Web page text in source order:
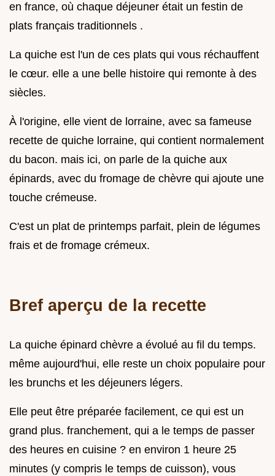
en france, où chaque déjeuner était un festin de
plats français traditionnels .
La quiche est l'un de ces plats qui vous réchauffent
le cœur. elle a une belle histoire qui remonte à des
siècles.
À l'origine, elle vient de lorraine, avec sa fameuse
recette de quiche lorraine, qui contient normalement
du bacon. mais ici, on parle de la quiche aux
épinards, avec du fromage de chèvre qui ajoute une
touche crémeuse.
C'est un plat de printemps parfait, plein de légumes
frais et de fromage crémeux.
Bref aperçu de la recette
La quiche épinard chèvre a évolué au fil du temps.
même aujourd'hui, elle reste un choix populaire pour
les brunchs et les déjeuners légers.
Elle peut être préparée facilement, ce qui est un
grand plus. franchement, qui a le temps de passer
des heures en cuisine ? en environ 1 heure 25
minutes (y compris le temps de cuisson), vous